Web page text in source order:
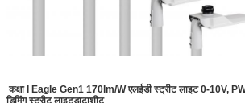
कक्षा I Eagle Gen1 170lm/W एलईडी स्ट्रीट लाइट 0-10V,